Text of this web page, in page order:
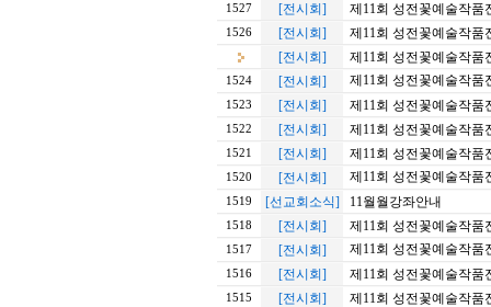
1527 [전시회] 제11회 성전꽃예술작품
1526 [전시회]
제11회 성전꽃예술작품
[전시회]
제11회 성전꽃예술작품
1524 [전시회] 제11회 성전꽃예술작품
1523 [전시회] 제11회 성전꽃예술작품
1522 [전시회] 제11회 성전꽃예술작품
1521 [전시회] 제11회 성전꽃예술작품
1520 [전시회] 제11회 성전꽃예술작품
1519 [선교회소식] 11월월강좌안내
1518 [전시회] 제11회 성전꽃예술작품
1517 [전시회] 제11회 성전꽃예술작품
1516 [전시회] 제11회 성전꽃예술작품
1515 [전시회] 제11회 성전꽃예술작품